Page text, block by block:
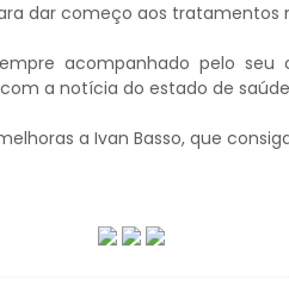
dar começo aos tratamentos
acompanhado pelo seu
a notícia do estado de
a Ivan Basso, que